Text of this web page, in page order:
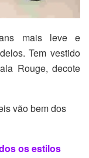
mais leve e
Tem vestido
Rouge, decote
vão bem dos
os estilos